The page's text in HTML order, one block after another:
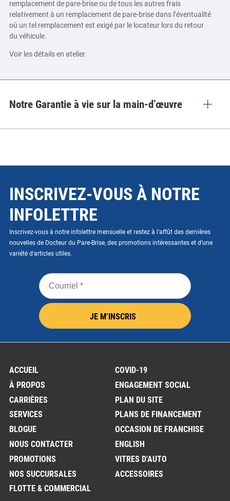
remplacement de pare-brise ou de tous les autres frais
relativement à un remplacement de pare-brise dans l’éventualité
où un tel remplacement est exigé par le locateur lors du retour
du véhicule.
Voir les détails en atelier.
Notre Garantie à vie sur la main-d’œuvre
INSCRIVEZ-VOUS À NOTRE
INFOLETTRE
Inscrivez-vous à notre infolettre mensuelle et restez à l’affût des dernières
nouvelles de Docteur du Pare-Brise, des promotions intéressantes et d’une
variété d'articles utiles.
Courriel
*
JE M’INSCRIS
ACCUEIL
À PROPOS
CARRIÈRES
SERVICES
BLOGUE
NOUS CONTACTER
PROMOTIONS
NOS SUCCURSALES
FLOTTE & COMMERCIAL
COVID-19
ENGAGEMENT SOCIAL
PLAN DU SITE
PLANS DE FINANCEMENT
OCCASION DE FRANCHISE
ENGLISH
VITRES D'AUTO
ACCESSOIRES